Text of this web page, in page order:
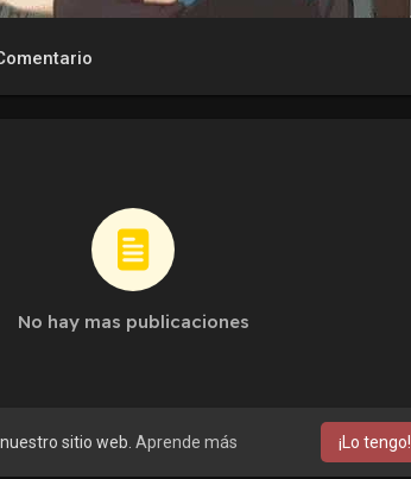
sitio web. Aprende más ¡Lo tengo!
No hay mas publicaciones